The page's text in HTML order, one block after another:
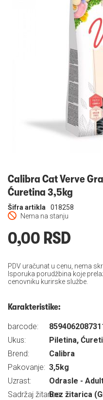
Calibra Cat Verve
Ćuretina 3,5kg
Nema na stanju
Šifra artikla 018258
0,00 RSD
PDV uračunat u cenu, nema
Isporuka porudžbina koje
cenovniku kurirske službe.
Karakteristike:
barcode:
Ukus:
Piletina,
Brend:
Calibra
Pakovanje: 3,5kg
Uzrast:
Odrasle -
Sadržaj žitarica:Bez žitarica